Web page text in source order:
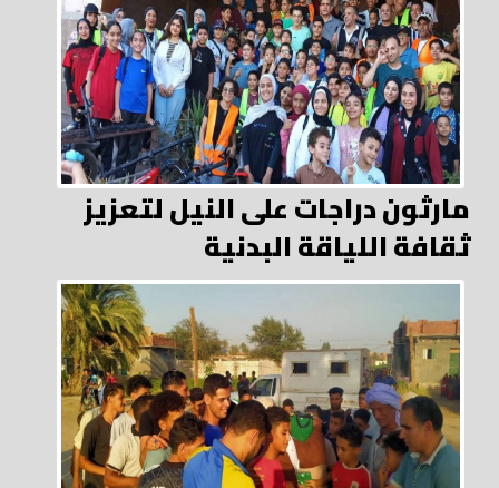
مارثون دراجات على النيل لتعزيز
ثقافة اللياقة البدنية